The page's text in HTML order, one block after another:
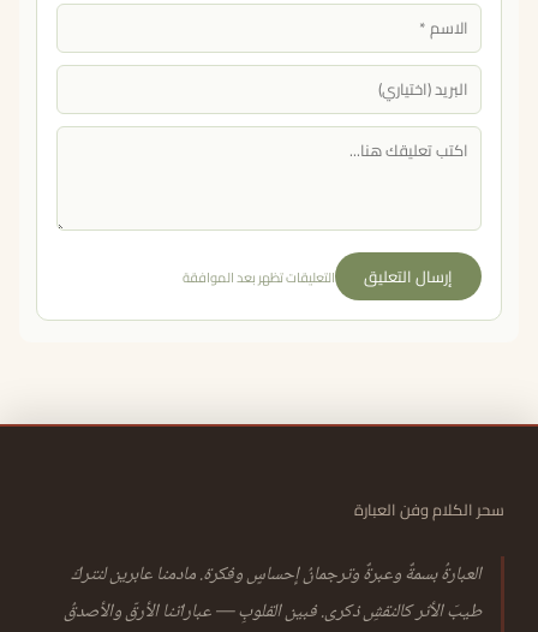
إرسال التعليق التعليقات تظهر بعد الموافقة
سحر الكلام وفن العبارة
العبارةُ بسمةٌ وعبرةٌ وترجمانُ إحساسٍ وفكرة. مادمنا عابرين لنتركَ
طيبَ الأثر كالنقشِ ذكرى. فبين القلوبِ — عباراتنا الأرقّ والأصدقُ